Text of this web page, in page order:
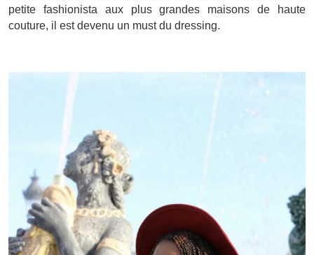
petite fashionista aux plus grandes maisons de haute
couture, il est devenu un must du dressing.